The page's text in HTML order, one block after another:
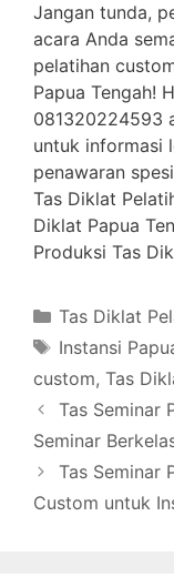
Jangan tunda,
acara Anda
pelatihan
Papua Tengah!
081320224593
untuk informasi
penawaran
Tas Diklat
Diklat Papua
Produksi Tas
Categories
Tas Diklat
Tags
Instansi
custom, Tas
Tas Seminar
Seminar
Tas Seminar
Custom untuk